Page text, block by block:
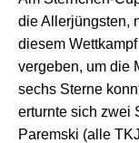
die Allerjüngsten,
diesem
vergeben, um die
sechs Sterne
erturnte sich zwei
Paremski (alle